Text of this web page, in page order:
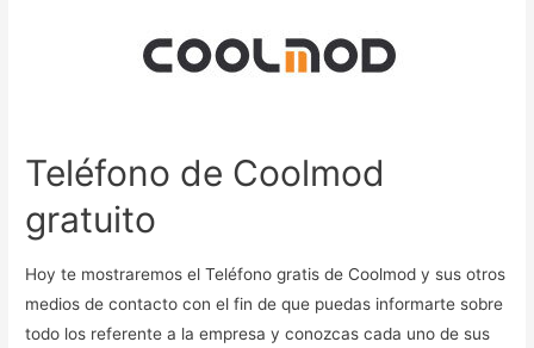
Teléfono de Coolmod
gratuito
Hoy te mostraremos el Teléfono gratis de Coolmod y sus otros
medios de contacto con el fin de que puedas informarte sobre
todo los referente a la empresa y conozcas cada uno de sus